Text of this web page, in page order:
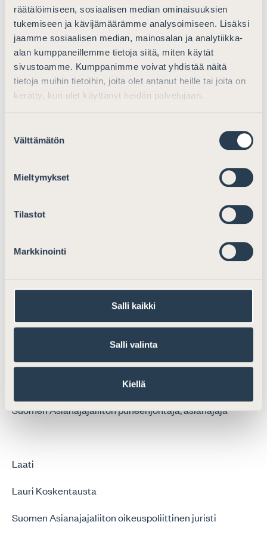
räätälöimiseen, sosiaalisen median ominaisuuksien
tukemiseen ja kävijämäärämme analysoimiseen. Lisäksi
jaamme sosiaalisen median, mainosalan ja analytiikka-
alan kumppaneillemme tietoja siitä, miten käytät
sivustoamme. Kumppanimme voivat yhdistää näitä
tietoja muihin tietoihin, joita olet antanut heille tai joita on
kerätty, kun olet käyttänyt heidän palvelujaan.
valinta
Välttämätön
Mieltymykset
Tilastot
Markkinointi
Salli kaikki
Salli valinta
Kiellä
Asianajajaliitto kiinnittää huomiota myös Euroopan
neuvoston piirissä tehtyyn ehdotukseen lakimiehen
ammattia koskevan yleissopimuksen laatimisesta.
(Erityisesti Euroopan neuvoston parlamentaarisen
yleiskokouksen Suositus 2121 (2018). Ehdotus
yleissopimukseksi lakimiehen ammatista (dok. 14453)).
Asianajajaliitto pitää tärkeänä, että Suomi pitää esillä
arvioinnissa.
Asianajajaliitto pitää tärkeänä, että selonteon
jatkovalmistelussa otetaan huomioon
oikeuksiinsa pääsyn turvaaminen (Access to justice) ja
oikeusvaltion peruspilari on se, että jokaisella on myös
tosiasiallinen mahdollisuus päästä kohtuullisessa ajassa
Helsingissä 24.6.2020
Suomen Asianajajaliiton puheenjohtaja, asianajaja
Laati
Lauri Koskentausta
Suomen Asianajajaliiton oikeuspoliittinen juristi